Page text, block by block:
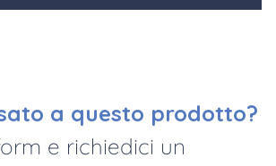
a questo prodotto?
e richiedici un